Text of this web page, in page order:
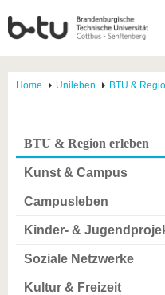
Home Unileben BTU &
BTU & Region erleben
Kunst & Campus
Campusleben
Kinder- &
Soziale Netzwerke
Kultur & Freizeit